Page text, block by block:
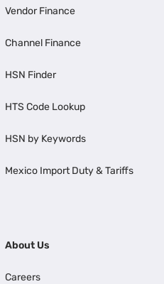
Vendor Finance
Channel Finance
HSN Finder
HTS Code Lookup
HSN by Keywords
Mexico Import Duty & Tariffs
About Us
Careers